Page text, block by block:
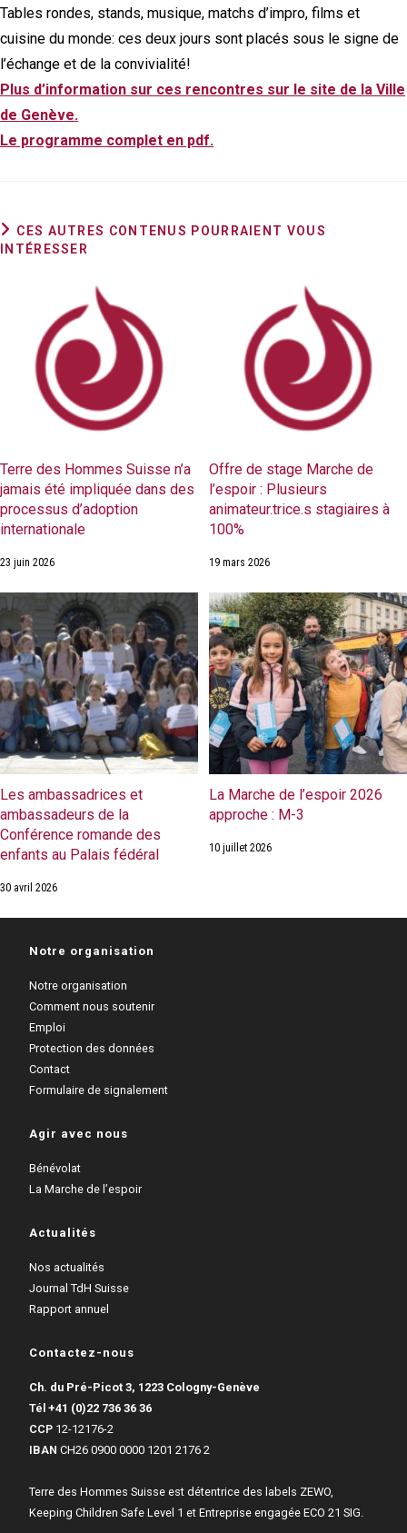
Tables rondes, stands, musique, matchs d’impro, films et
cuisine du monde: ces deux jours sont placés sous le signe de
l’échange et de la convivialité!
Plus d’information sur ces rencontres sur le site de la Ville
de Genève.
Le programme complet en pdf.
CES AUTRES CONTENUS POURRAIENT VOUS
INTÉRESSER
Terre des Hommes Suisse n’a
jamais été impliquée dans des
processus d’adoption
internationale
23 juin 2026
Offre de stage Marche de
l’espoir : Plusieurs
animateur.trice.s stagiaires à
100%
19 mars 2026
Les ambassadrices et
ambassadeurs de la
Conférence romande des
enfants au Palais fédéral
30 avril 2026
La Marche de l’espoir 2026
approche : M-3
10 juillet 2026
Notre organisation
Notre organisation
Comment nous soutenir
Emploi
Protection des données
Contact
Formulaire de signalement
Agir avec nous
Bénévolat
La Marche de l’espoir
Actualités
Nos actualités
Journal TdH Suisse
Rapport annuel
Contactez-nous
Ch. du Pré-Picot 3, 1223 Cologny-Genève
Tél +41 (0)22 736 36 36
CCP 12-12176-2
IBAN CH26 0900 0000 1201 2176 2
Terre des Hommes Suisse est détentrice des labels ZEWO,
Keeping Children Safe Level 1 et Entreprise engagée ECO 21 SIG.